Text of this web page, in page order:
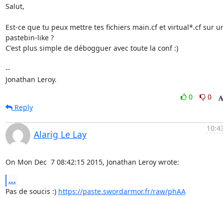
Salut,
Est-ce que tu peux mettre tes fichiers main.cf et virtual*.cf sur
pastebin-like ?
C'est plus simple de débogguer avec toute la conf :)
--
Jonathan Leroy.
0
0
Reply
Alarig Le Lay
On Mon Dec  7 08:42:15 2015, Jonathan Leroy wrote:
...
Pas de soucis :) https://paste.swordarmor.fr/raw/phAA